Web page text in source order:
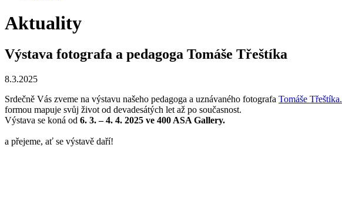
Aktuality
Výstava fotografa a pedagoga Tomáše Třeštíka
8.3.2025
Srdečně Vás zveme na výstavu našeho pedagoga a uznávaného fotografa Tomáše Třeštíka.
formou mapuje svůj život od devadesátých let až po současnost.
Výstava se koná od 6. 3. – 4. 4. 2025 ve 400 ASA Gallery.
a přejeme, ať se výstavě daří!